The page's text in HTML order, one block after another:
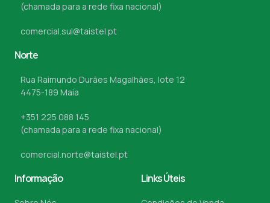
(chamada para a rede fixa nacional)
comercial.sul@taistel.pt
Norte
Rua Raimundo Durães Magalhães, lote 12
4475-189 Maia
+351 225 088 145
(chamada para a rede fixa nacional)
comercial.norte@taistel.pt
Informação Links Úteis